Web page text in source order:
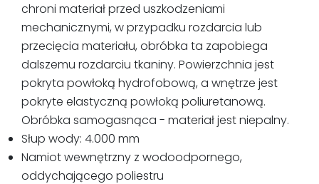
chroni materiał przed uszkodzeniami
mechanicznymi, w przypadku rozdarcia lub
przecięcia materiału, obróbka ta zapobiega
dalszemu rozdarciu tkaniny. Powierzchnia jest
pokryta powłoką hydrofobową, a wnętrze jest
pokryte elastyczną powłoką poliuretanową.
Obróbka samogasnąca - materiał jest niepalny.
Słup wody: 4.000 mm
Namiot wewnętrzny z wodoodpornego,
oddychającego poliestru